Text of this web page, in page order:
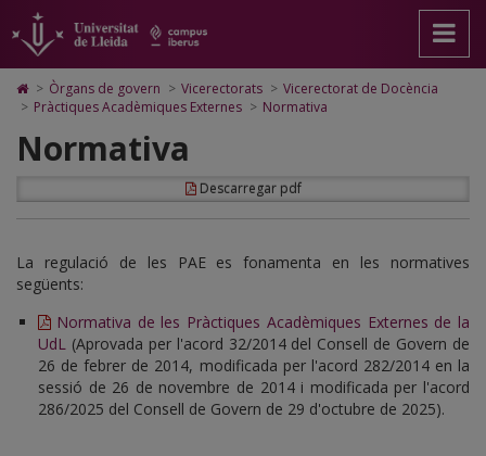
Normativa
pàgina
principal.
Universitat
Lleida
contingut
principal
pàgina
Mapa
Web.
Universitat
Lleida
Cerca
Accessibilitat.
Universitat
Lleida
Icono
de
para
ir
la
página
> Òrgans de govern > Vicerectorats > Vicerectorat de Docència
> Pràctiques Acadèmiques Externes > Normativa
Normativa
Descarregar pdf
La regulació de les PAE es fonamenta en les normatives
següents:
Normativa de les Pràctiques Acadèmiques Externes de la
UdL (Aprovada per l'acord 32/2014 del Consell de Govern de
26 de febrer de 2014, modificada per l'acord 282/2014 en la
sessió de 26 de novembre de 2014 i modificada per l'acord
286/2025 del Consell de Govern de 29 d'octubre de 2025).